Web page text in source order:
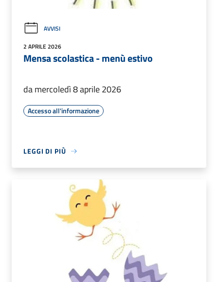
AVVISI
2 APRILE 2026
Mensa scolastica - menù estivo
da mercoledì 8 aprile 2026
Accesso all'informazione
LEGGI DI PIÙ